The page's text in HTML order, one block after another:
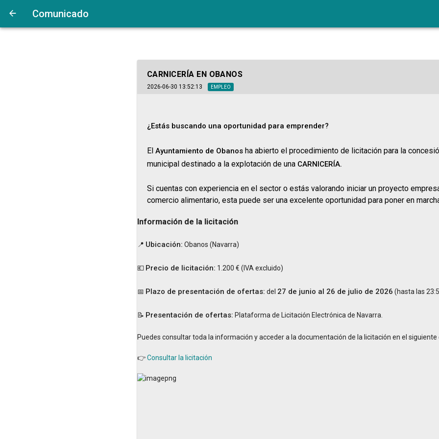
Comunicado
CARNICERÍA EN OBANOS
2026-06-30 13:52:13 EMPLEO
¿Estás buscando una oportunidad para emprender?
El Ayuntamiento de Obanosha abierto el procedimiento de licitación para la
municipal destinado a la explotación de una CARNICERÍA.
Si cuentas con experiencia en el sector o estás valorando iniciar un proyecto
comercio alimentario, esta puede ser una excelente oportunidad para poner en
Información de la licitación
📍 Ubicación: Obanos (Navarra)
💶 Precio de licitación: 1.200 € (IVA excluido)
📅 Plazo de presentación de ofertas: del 27 de junio al 26 de julio de 2026 (hasta las
📝 Presentación de ofertas: Plataforma de Licitación Electrónica de Navarra.
Puedes consultar toda la información y acceder a la documentación de la licitación en el siguiente
👉Consultar la licitación